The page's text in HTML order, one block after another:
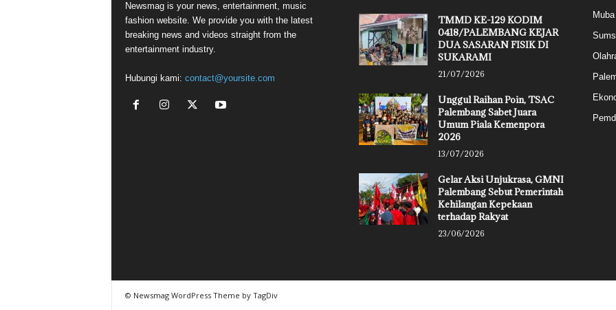
Newsmag is your news, entertainment, music
fashion website. We provide you with the latest
breaking news and videos straight from the
entertainment industry.
Hubungi kami: contact@yoursite.com
TMMD KE-129 KODIM
0418/PALEMBANG KEJAR
DUA SASARAN FISIK DI
SUKARAMI
21/07/2026
Unggul Raihan Poin, TSAC
Palembang Sabet Juara
Umum Piala Kemenpora
2026
13/07/2026
Gelar Aksi Unjukrasa, GMNI
Palembang Sebut Pemerintah
Kehilangan Kepekaan
terhadap Rakyat
23/06/2026
Muba
© Newsmag WordPress Theme by TagDiv